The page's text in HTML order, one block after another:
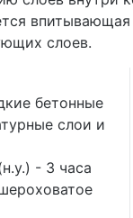
слоев.
бетонные
слои и
- 3 часа